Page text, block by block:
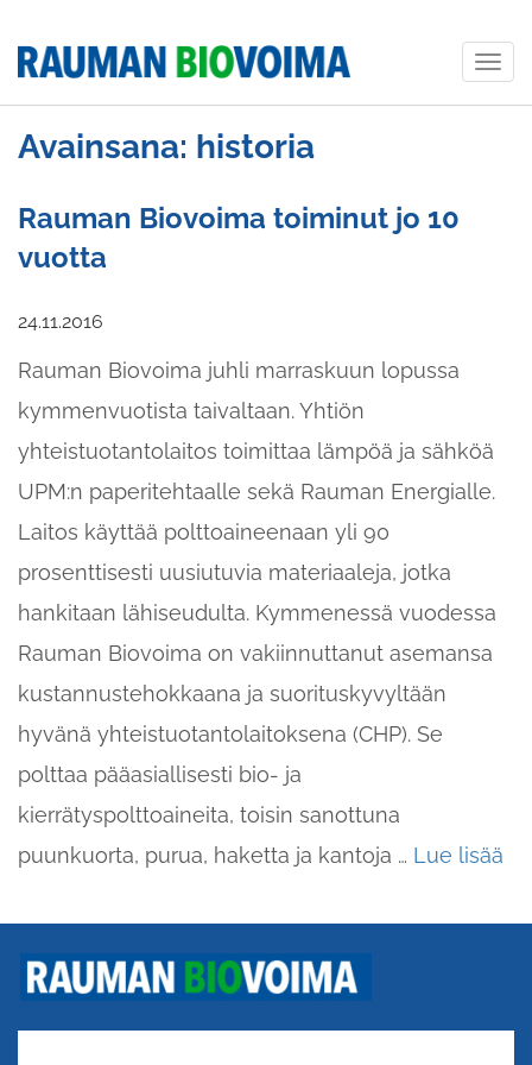
Avainsana: historia
Rauman Biovoima toiminut jo 10
vuotta
24.11.2016
Rauman Biovoima juhli marraskuun lopussa
kymmenvuotista taivaltaan. Yhtiön
yhteistuotantolaitos toimittaa lämpöä ja sähköä
UPM:n paperitehtaalle sekä Rauman Energialle.
Laitos käyttää polttoaineenaan yli 90
prosenttisesti uusiutuvia materiaaleja, jotka
hankitaan lähiseudulta. Kymmenessä vuodessa
Rauman Biovoima on vakiinnuttanut asemansa
kustannustehokkaana ja suorituskyvyltään
hyvänä yhteistuotantolaitoksena (CHP). Se
polttaa pääasiallisesti bio- ja
kierrätyspolttoaineita, toisin sanottuna
puunkuorta, purua, haketta ja kantoja … Lue lisää